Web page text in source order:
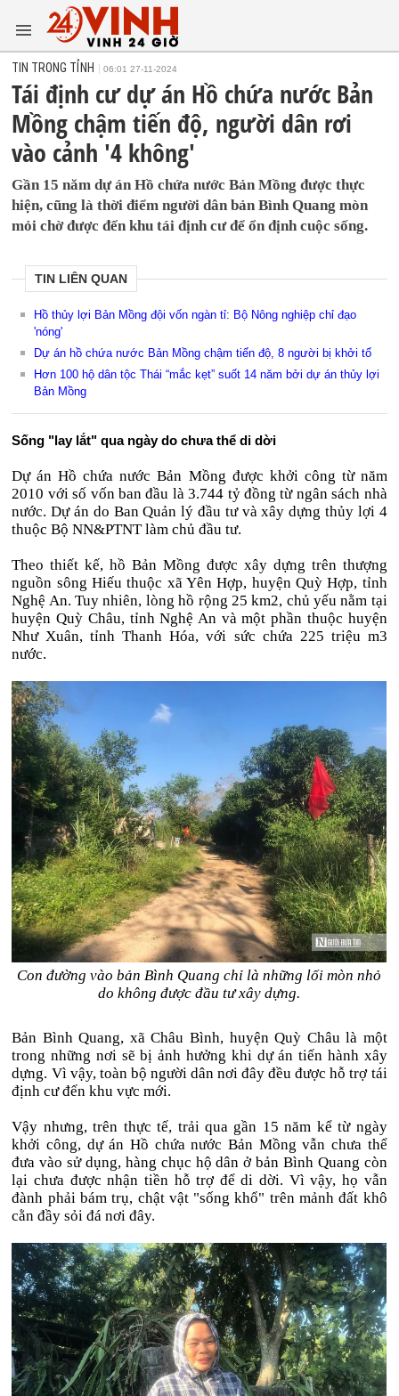
TIN TRONG TỈNH 06:01 27-11-2024
Tái định cư dự án Hồ chứa nước Bản
Mồng chậm tiến độ, người dân rơi
vào cảnh '4 không'
Gần 15 năm dự án Hồ chứa nước Bản Mồng được thực
hiện, cũng là thời điểm người dân bản Bình Quang mòn
mỏi chờ được đến khu tái định cư để ổn định cuộc sống.
TIN LIÊN QUAN
Hồ thủy lợi Bản Mồng đội vốn ngàn tỉ: Bộ Nông nghiệp chỉ đạo
'nóng'
Dự án hồ chứa nước Bản Mồng chậm tiến độ, 8 người bị khởi tố
Hơn 100 hộ dân tộc Thái “mắc kẹt” suốt 14 năm bởi dự án thủy lợi
Bản Mồng
Sống "lay lắt" qua ngày do chưa thể di dời
Dự án Hồ chứa nước Bản Mồng được khởi công từ năm
2010 với số vốn ban đầu là 3.744 tỷ đồng từ ngân sách nhà
nước. Dự án do Ban Quản lý đầu tư và xây dựng thủy lợi 4
thuộc Bộ NN&PTNT làm chủ đầu tư.
Theo thiết kế, hồ Bản Mồng được xây dựng trên thượng
nguồn sông Hiếu thuộc xã Yên Hợp, huyện Quỳ Hợp, tỉnh
Nghệ An. Tuy nhiên, lòng hồ rộng 25 km2, chủ yếu nằm tại
huyện Quỳ Châu, tỉnh Nghệ An và một phần thuộc huyện
Như Xuân, tỉnh Thanh Hóa, với sức chứa 225 triệu m3
nước.
Con đường vào bản Bình Quang chỉ là những lối mòn nhỏ
do không được đầu tư xây dựng.
Bản Bình Quang, xã Châu Bình, huyện Quỳ Châu là một
trong những nơi sẽ bị ảnh hưởng khi dự án tiến hành xây
dựng. Vì vậy, toàn bộ người dân nơi đây đều được hỗ trợ tái
định cư đến khu vực mới.
Vậy nhưng, trên thực tế, trải qua gần 15 năm kể từ ngày
khởi công, dự án Hồ chứa nước Bản Mồng vẫn chưa thể
đưa vào sử dụng, hàng chục hộ dân ở bản Bình Quang còn
lại chưa được nhận tiền hỗ trợ để di dời. Vì vậy, họ vẫn
đành phải bám trụ, chật vật "sống khổ" trên mảnh đất khô
cằn đầy sỏi đá nơi đây.